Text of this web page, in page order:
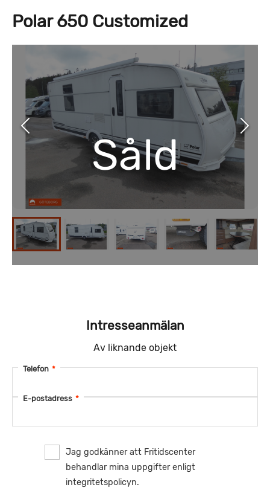
Polar 650 Customized
Såld
Intresseanmälan
Av liknande objekt
Telefon *
E-postadress *
Jag godkänner att Fritidscenter
behandlar mina uppgifter enligt
integritetspolicyn.